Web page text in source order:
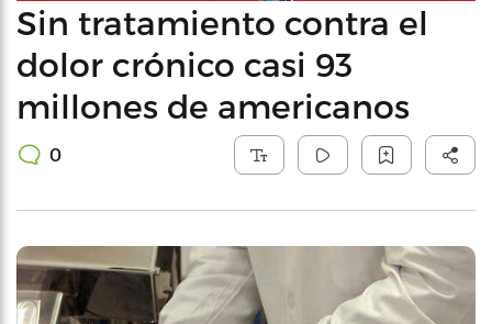
Sin tratamiento contra el
dolor crónico casi 93
millones de americanos
0